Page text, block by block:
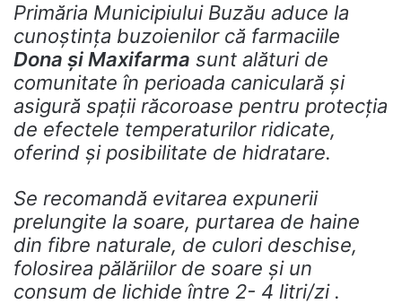
Primăria Municipiului Buzău aduce la
cunoștința buzoienilor că farmaciile
Dona și Maxifarma sunt alături de
comunitate în perioada caniculară și
asigură spații răcoroase pentru protecția
de efectele temperaturilor ridicate,
oferind și posibilitate de hidratare.
Se recomandă evitarea expunerii
prelungite la soare, purtarea de haine
din fibre naturale, de culori deschise,
folosirea pălăriilor de soare și un
consum de lichide între 2- 4 litri/zi .